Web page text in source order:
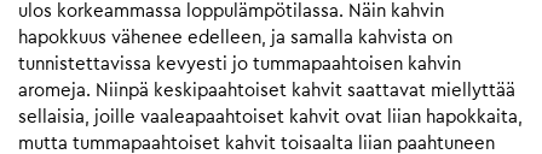
ulos korkeammassa loppulämpötilassa. Näin kahvin
hapokkuus vähenee edelleen, ja samalla kahvista on
tunnistettavissa kevyesti jo tummapaahtoisen kahvin
aromeja. Niinpä keskipaahtoiset kahvit saattavat miellyttää
sellaisia, joille vaaleapaahtoiset kahvit ovat liian hapokkaita,
mutta tummapaahtoiset kahvit toisaalta liian paahtuneen